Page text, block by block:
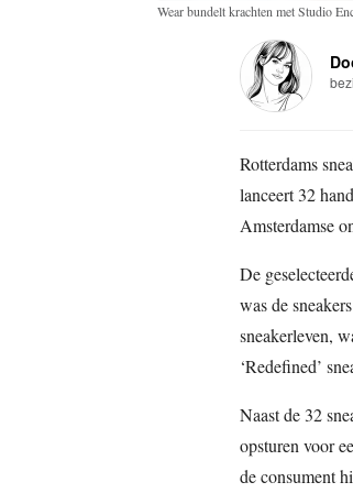
Wear bundelt krachten met Studio
Rotterdams
lanceert 32
Amsterdamse
De
was de
sneakerleven,
‘Redefined’
Naast de 32
opsturen voor
de consument